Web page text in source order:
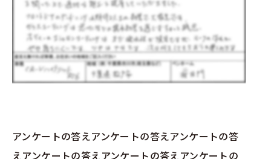
アンケートの答えアンケートの答えアンケートの答
えアンケートの答えアンケートの答えアンケートの